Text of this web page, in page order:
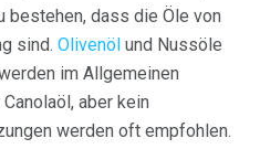
bestehen, dass die Öle von
sind. Olivenöl und Nussöle
im Allgemeinen
aber kein
werden oft empfohlen.